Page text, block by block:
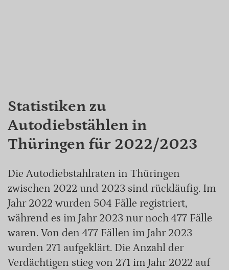
Statistiken zu
Autodiebstählen in
Thüringen für 2022/2023
Die Autodiebstahlraten in Thüringen
zwischen 2022 und 2023 sind rückläufig. Im
Jahr 2022 wurden 504 Fälle registriert,
während es im Jahr 2023 nur noch 477 Fälle
waren. Von den 477 Fällen im Jahr 2023
wurden 271 aufgeklärt. Die Anzahl der
Verdächtigen stieg von 271 im Jahr 2022 auf